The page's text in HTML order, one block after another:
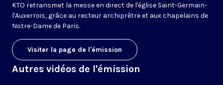
KTO retransmet la messe en direct de l'église Saint-Germain-
l'Auxerrois, grâce au recteur archiprêtre et aux chapelains de
Notre-Dame de Paris.
Visiter la page de l'émission
Autres vidéos de l'émission